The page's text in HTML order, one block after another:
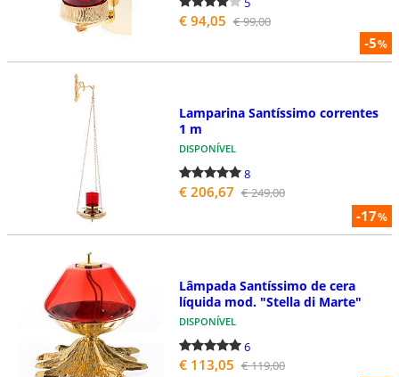
-5%
€ 94,05 € 99,00
-17%
Lamparina Santíssimo correntes
1 m
DISPONÍVEL
8
€ 206,67 € 249,00
Lâmpada Santíssimo de cera
líquida mod. "Stella di Marte"
DISPONÍVEL
6
€ 113,05 € 119,00